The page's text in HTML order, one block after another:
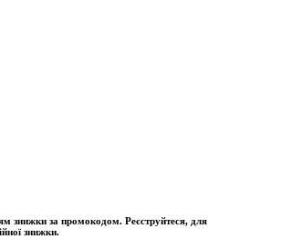
знижки за промокодом. Реєструйтеся, для
знижки.